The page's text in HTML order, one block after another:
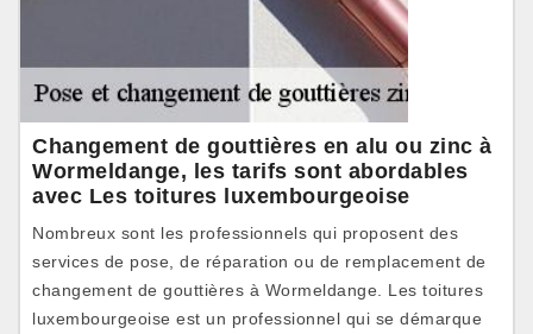
Changement de gouttières en alu ou zinc à
Wormeldange, les tarifs sont abordables
avec Les toitures luxembourgeoise
Nombreux sont les professionnels qui proposent des
services de pose, de réparation ou de remplacement de
changement de gouttières à Wormeldange. Les toitures
luxembourgeoise est un professionnel qui se démarque